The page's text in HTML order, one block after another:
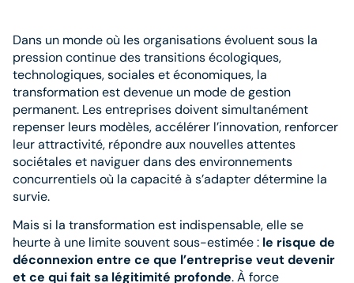
Dans un monde où les organisations évoluent sous la
pression continue des transitions écologiques,
technologiques, sociales et économiques, la
transformation est devenue un mode de gestion
permanent. Les entreprises doivent simultanément
repenser leurs modèles, accélérer l’innovation, renforcer
leur attractivité, répondre aux nouvelles attentes
sociétales et naviguer dans des environnements
concurrentiels où la capacité à s’adapter détermine la
survie.
Mais si la transformation est indispensable, elle se
heurte à une limite souvent sous-estimée : le risque de
déconnexion entre ce que l’entreprise veut devenir
et ce qui fait sa légitimité profonde. À force